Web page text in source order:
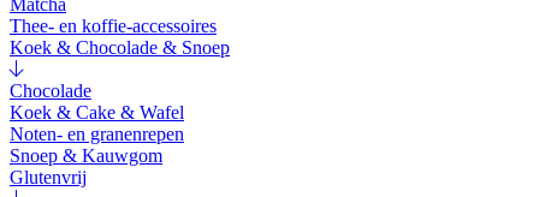
Matcha
Thee- en koffie-accessoires
Koek & Chocolade & Snoep
Chocolade
Koek & Cake & Wafel
Noten- en granenrepen
Snoep & Kauwgom
Glutenvrij